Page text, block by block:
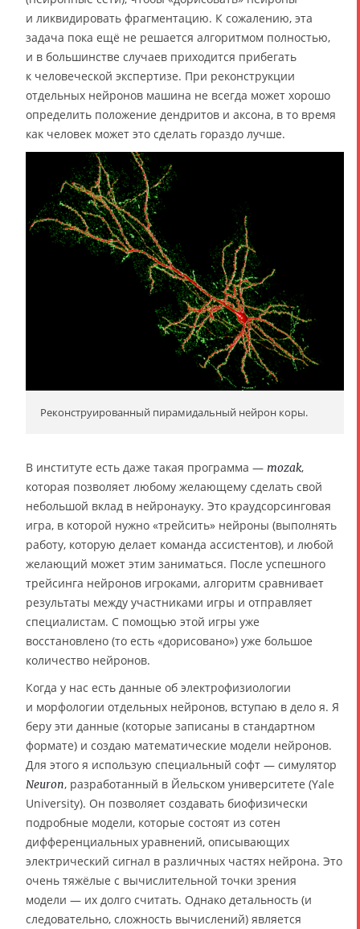
и ликвидировать фрагментацию. К сожалению, эта
задача пока ещё не решается алгоритмом полностью,
и в большинстве случаев приходится прибегать
к человеческой экспертизе. При реконструкции
отдельных нейронов машина не всегда может хорошо
определить положение дендритов и аксона, в то время
как человек может это сделать гораздо лучше.
Реконструированный пирамидальный нейрон коры.
В институте есть даже такая программа — mozak,
которая позволяет любому желающему сделать свой
небольшой вклад в нейронауку. Это краудсорсинговая
игра, в которой нужно «трейсить» нейроны (выполнять
работу, которую делает команда ассистентов), и любой
желающий может этим заниматься. После успешного
трейсинга нейронов игроками, алгоритм сравнивает
результаты между участниками игры и отправляет
специалистам. С помощью этой игры уже
восстановлено (то есть «дорисовано») уже большое
количество нейронов.
Когда у нас есть данные об электрофизиологии
и морфологии отдельных нейронов, вступаю в дело я. Я
беру эти данные (которые записаны в стандартном
формате) и создаю математические модели нейронов.
Для этого я использую специальный софт — симулятор
Neuron, разработанный в Йельском университете (Yale
University). Он позволяет создавать биофизически
подробные модели, которые состоят из сотен
дифференциальных уравнений, описывающих
электрический сигнал в различных частях нейрона. Это
очень тяжёлые с вычислительной точки зрения
модели — их долго считать. Однако детальность (и
следовательно, сложность вычислений) является